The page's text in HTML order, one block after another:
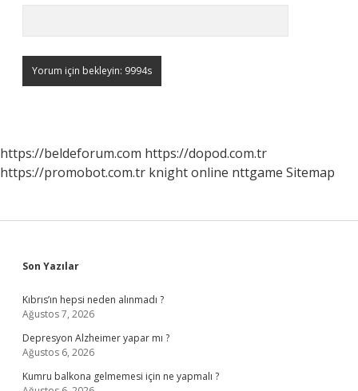
https://beldeforum.com https://dopod.com.tr
https://promobot.com.tr knight online nttgame Sitemap
Sidebar
Son Yazılar
Kıbrıs’ın hepsi neden alınmadı ?
Ağustos 7, 2026
Depresyon Alzheimer yapar mı ?
Ağustos 6, 2026
Kumru balkona gelmemesi için ne yapmalı ?